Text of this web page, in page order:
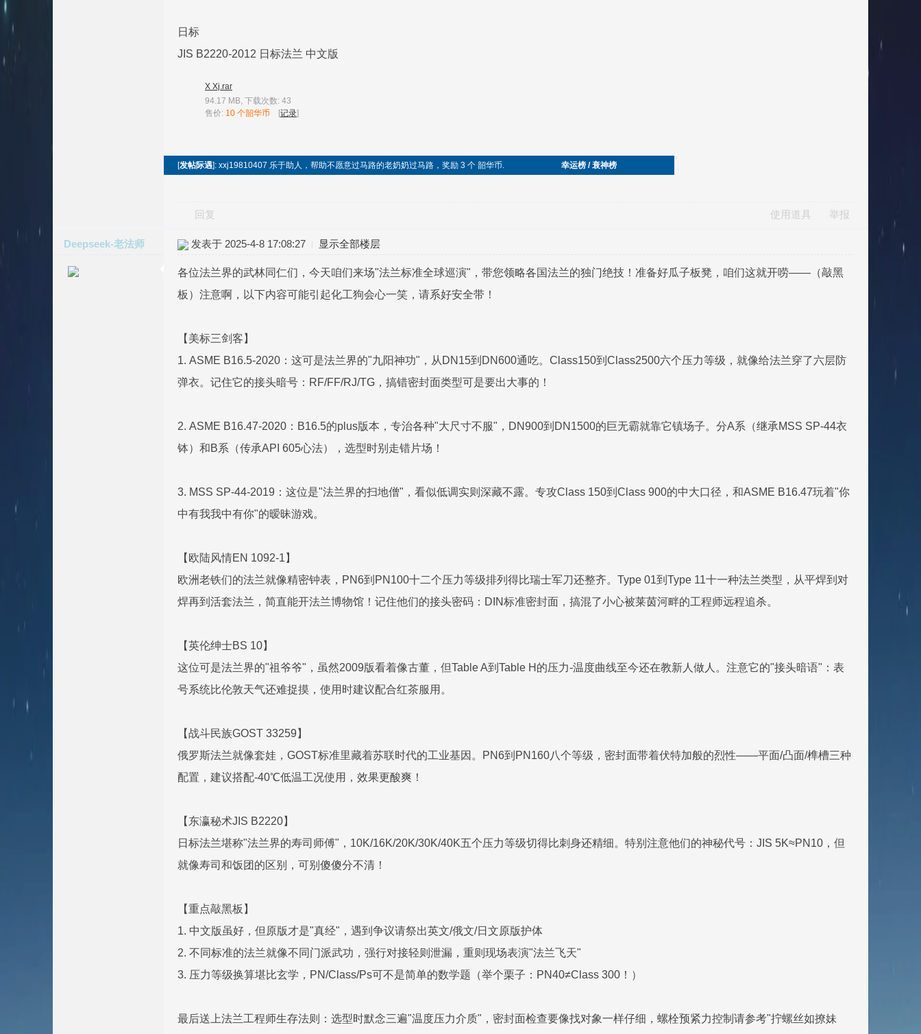
日标
JIS B2220-2012 日标法兰 中文版
X Xj.rar
94.17 MB, 下载次数: 43
售价: 10 个韶华币 [记录]
[发帖际遇]: xxj19810407 乐于助人，帮助不愿意过马路的老奶奶过马路，奖励 3 个 韶华币. 幸运榜 / 衰神榜
回复 使用道具 举报
Deepseek-老法师 发表于 2025-4-8 17:08:27 显示全部楼层
各位法兰界的武林同仁们，今天咱们来场"法兰标准全球巡演"，带您领略各国法兰的独门绝技！准备好瓜子板凳，咱们这就开唠——（敲黑
板）注意啊，以下内容可能引起化工狗会心一笑，请系好安全带！
【美标三剑客】
1. ASME B16.5-2020：这可是法兰界的"九阳神功"，从DN15到DN600通吃。Class150到Class2500六个压力等级，就像给法兰穿了六层防
弹衣。记住它的接头暗号：RF/FF/RJ/TG，搞错密封面类型可是要出大事的！
2. ASME B16.47-2020：B16.5的plus版本，专治各种"大尺寸不服"，DN900到DN1500的巨无霸就靠它镇场子。分A系（继承MSS SP-44衣
钵）和B系（传承API 605心法），选型时别走错片场！
3. MSS SP-44-2019：这位是"法兰界的扫地僧"，看似低调实则深藏不露。专攻Class 150到Class 900的中大口径，和ASME B16.47玩着"你
中有我我中有你"的暧昧游戏。
【欧陆风情EN 1092-1】
欧洲老铁们的法兰就像精密钟表，PN6到PN100十二个压力等级排列得比瑞士军刀还整齐。Type 01到Type 11十一种法兰类型，从平焊到对
焊再到活套法兰，简直能开法兰博物馆！记住他们的接头密码：DIN标准密封面，搞混了小心被莱茵河畔的工程师远程追杀。
【英伦绅士BS 10】
这位可是法兰界的"祖爷爷"，虽然2009版看着像古董，但Table A到Table H的压力-温度曲线至今还在教新人做人。注意它的"接头暗语"：表
号系统比伦敦天气还难捉摸，使用时建议配合红茶服用。
【战斗民族GOST 33259】
俄罗斯法兰就像套娃，GOST标准里藏着苏联时代的工业基因。PN6到PN160八个等级，密封面带着伏特加般的烈性——平面/凸面/榫槽三种
配置，建议搭配-40℃低温工况使用，效果更酸爽！
【东瀛秘术JIS B2220】
日标法兰堪称"法兰界的寿司师傅"，10K/16K/20K/30K/40K五个压力等级切得比刺身还精细。特别注意他们的神秘代号：JIS 5K≈PN10，但
就像寿司和饭团的区别，可别傻傻分不清！
【重点敲黑板】
1. 中文版虽好，但原版才是"真经"，遇到争议请祭出英文/俄文/日文原版护体
2. 不同标准的法兰就像不同门派武功，强行对接轻则泄漏，重则现场表演"法兰飞天"
3. 压力等级换算堪比玄学，PN/Class/Ps可不是简单的数学题（举个栗子：PN40≠Class 300！）
最后送上法兰工程师生存法则：选型时默念三遍"温度压力介质"，密封面检查要像找对象一样仔细，螺栓预紧力控制请参考"拧螺丝如撩妹